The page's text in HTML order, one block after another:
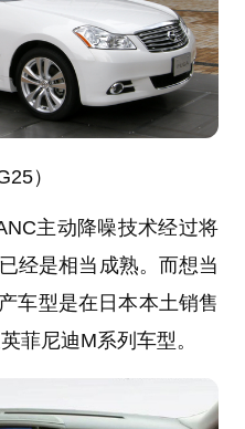
）
主动降噪技术经过将
经是相当成熟。而想当
车型是在日本本土销售
菲尼迪M系列车型。